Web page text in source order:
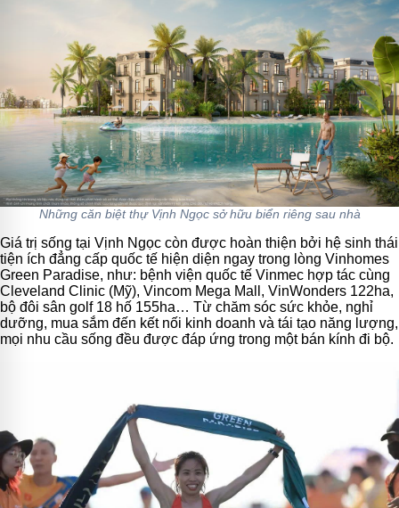
Những căn biệt thự Vịnh Ngọc sở hữu biển riêng sau nhà
Giá trị sống tại Vịnh Ngọc còn được hoàn thiện bởi hệ sinh thái
tiện ích đẳng cấp quốc tế hiện diện ngay trong lòng Vinhomes
Green Paradise, như: bệnh viện quốc tế Vinmec hợp tác cùng
Cleveland Clinic (Mỹ), Vincom Mega Mall, VinWonders 122ha,
bộ đôi sân golf 18 hố 155ha… Từ chăm sóc sức khỏe, nghỉ
dưỡng, mua sắm đến kết nối kinh doanh và tái tạo năng lượng,
mọi nhu cầu sống đều được đáp ứng trong một bán kính đi bộ.